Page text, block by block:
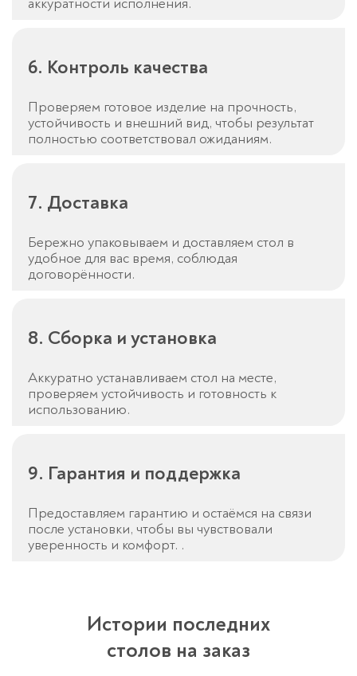
6. Контроль качества
Проверяем готовое изделие на прочность,
устойчивость и внешний вид, чтобы результат
полностью соответствовал ожиданиям.
7. Доставка
Бережно упаковываем и доставляем стол в
удобное для вас время, соблюдая
договорённости.
8. Сборка и установка
Аккуратно устанавливаем стол на месте,
проверяем устойчивость и готовность к
использованию.
9. Гарантия и поддержка
Предоставляем гарантию и остаёмся на связи
после установки, чтобы вы чувствовали
уверенность и комфорт. .
Истории последних
столов на заказ